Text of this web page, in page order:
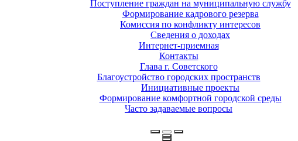
Поступление граждан на муниципальную службу
Формирование кадрового резерва
Комиссия по конфликту интересов
Сведения о доходах
Интернет-приемная
Контакты
Глава г. Советского
Благоустройство городских пространств
Инициативные проекты
Формирование комфортной городской среды
Часто задаваемые вопросы